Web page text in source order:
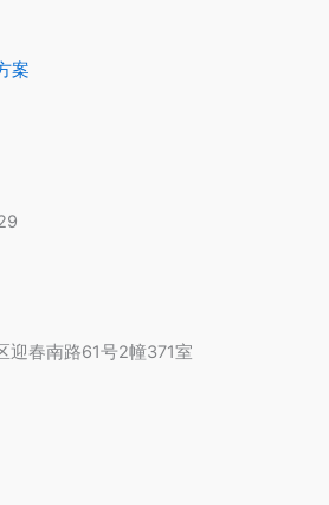
案
迎春南路61号2幢371室